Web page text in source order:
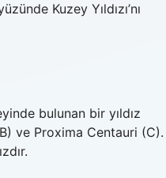
Kuzey Yıldızı’nı
bulunan bir yıldız
ve Proxima Centauri (C).